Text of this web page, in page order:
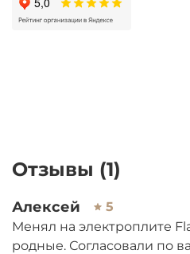
Отзывы (1)
Алексей
5
Менял на электроплите
родные. Согласовали по